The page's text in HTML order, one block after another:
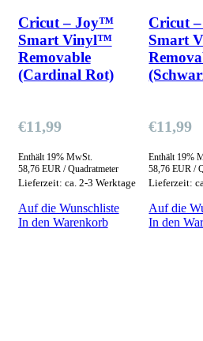
Cricut – Joy™
Smart Vinyl™
Removable
(Cardinal Rot)
€11,99
Enthält 19% MwSt.
58,76 EUR / Quadratmeter
Lieferzeit: ca. 2-3 Werktage
Auf die Wunschliste
In den Warenkorb
Cricut
Smart
€11,99
Enthält 19%
58,76 EUR /
Lieferzeit:
Auf die
In den